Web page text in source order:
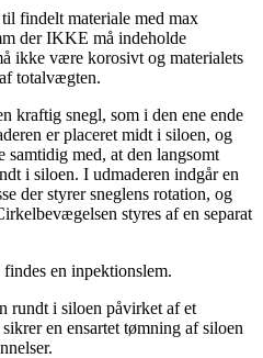
findelt materiale med max
der IKKE må indeholde
ikke være korosivt og materialets
totalvægten.
kraftig snegl, som i den ene ende
er placeret midt i siloen, og
samtidig med, at den langsomt
i siloen. I udmaderen indgår en
der styrer sneglens rotation, og
styres af en separat
en inpektionslem.
rundt i siloen påvirket af et
en ensartet tømning af siloen